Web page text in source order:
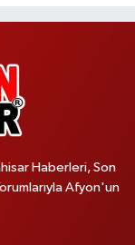
Haberleri, Son
Afyon'un